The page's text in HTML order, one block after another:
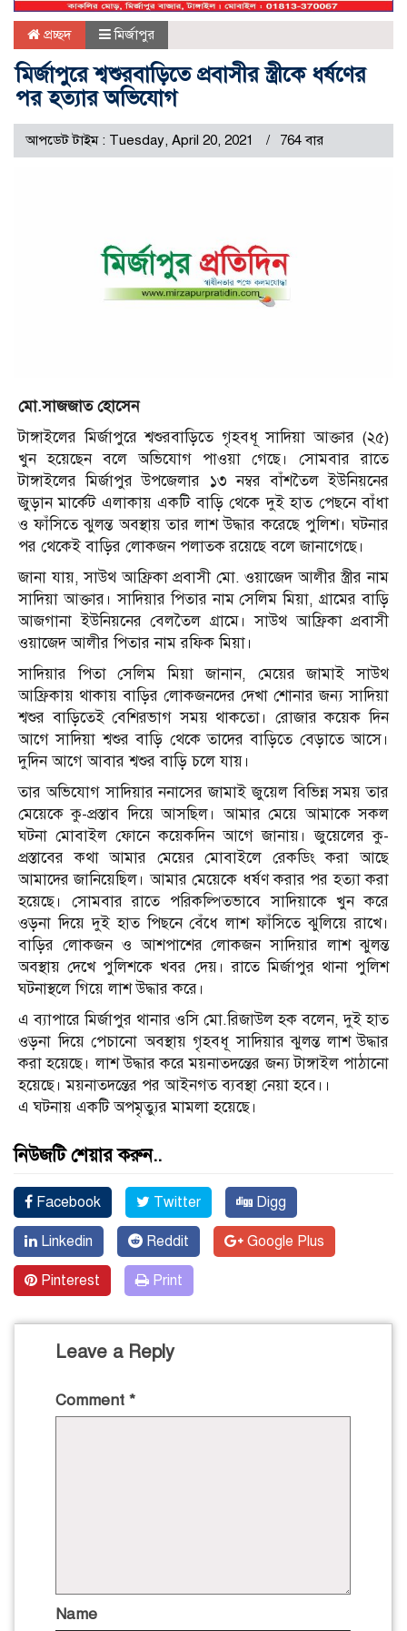
প্রচ্ছদ মির্জাপুর
মির্জাপুরে শ্বশুরবাড়িতে প্রবাসীর স্ত্রীকে ধর্ষণের
পর হত্যার অভিযোগ
আপডেট টাইম : Tuesday, April 20, 2021 764 বার
মো.সাজজাত হোসেন
টাঙ্গাইলের মির্জাপুরে শ্বশুরবাড়িতে গৃহবধূ সাদিয়া আক্তার (২৫)
খুন হয়েছেন বলে অভিযোগ পাওয়া গেছে। সোমবার রাতে
টাঙ্গাইলের মির্জাপুর উপজেলার ১৩ নম্বর বাঁশতৈল ইউনিয়নের
জুড়ান মার্কেট এলাকায় একটি বাড়ি থেকে দুই হাত পেছনে বাঁধা
ও ফাঁসিতে ঝুলন্ত অবস্থায় তার লাশ উদ্ধার করেছে পুলিশ। ঘটনার
পর থেকেই বাড়ির লোকজন পলাতক রয়েছে বলে জানাগেছে।
জানা যায়, সাউথ আফ্রিকা প্রবাসী মো. ওয়াজেদ আলীর স্ত্রীর নাম
সাদিয়া আক্তার। সাদিয়ার পিতার নাম সেলিম মিয়া, গ্রামের বাড়ি
আজগানা ইউনিয়নের বেলতৈল গ্রামে। সাউথ আফ্রিকা প্রবাসী
ওয়াজেদ আলীর পিতার নাম রফিক মিয়া।
সাদিয়ার পিতা সেলিম মিয়া জানান, মেয়ের জামাই সাউথ
আফ্রিকায় থাকায় বাড়ির লোকজনদের দেখা শোনার জন্য সাদিয়া
শ্বশুর বাড়িতেই বেশিরভাগ সময় থাকতো। রোজার কয়েক দিন
আগে সাদিয়া শ্বশুর বাড়ি থেকে তাদের বাড়িতে বেড়াতে আসে।
দুদিন আগে আবার শ্বশুর বাড়ি চলে যায়।
তার অভিযোগ সাদিয়ার ননাসের জামাই জুয়েল বিভিন্ন সময় তার
মেয়েকে কু-প্রস্তাব দিয়ে আসছিল। আমার মেয়ে আমাকে সকল
ঘটনা মোবাইল ফোনে কয়েকদিন আগে জানায়। জুয়েলের কু-
প্রস্তাবের কথা আমার মেয়ের মোবাইলে রেকডিং করা আছে
আমাদের জানিয়েছিল। আমার মেয়েকে ধর্ষণ করার পর হত্যা করা
হয়েছে। সোমবার রাতে পরিকল্পিতভাবে সাদিয়াকে খুন করে
ওড়না দিয়ে দুই হাত পিছনে বেঁধে লাশ ফাঁসিতে ঝুলিয়ে রাখে।
বাড়ির লোকজন ও আশপাশের লোকজন সাদিয়ার লাশ ঝুলন্ত
অবস্থায় দেখে পুলিশকে খবর দেয়। রাতে মির্জাপুর থানা পুলিশ
ঘটনাস্থলে গিয়ে লাশ উদ্ধার করে।
এ ব্যাপারে মির্জাপুর থানার ওসি মো.রিজাউল হক বলেন, দুই হাত
ওড়না দিয়ে পেচানো অবস্থায় গৃহবধূ সাদিয়ার ঝুলন্ত লাশ উদ্ধার
করা হয়েছে। লাশ উদ্ধার করে ময়নাতদন্তের জন্য টাঙ্গাইল পাঠানো
হয়েছে। ময়নাতদন্তের পর আইনগত ব্যবস্থা নেয়া হবে।।
এ ঘটনায় একটি অপমৃত্যুর মামলা হয়েছে।
নিউজটি শেয়ার করুন..
Facebook Twitter Digg
Linkedin Reddit Google Plus
Pinterest Print
Leave a Reply
Comment *
Name